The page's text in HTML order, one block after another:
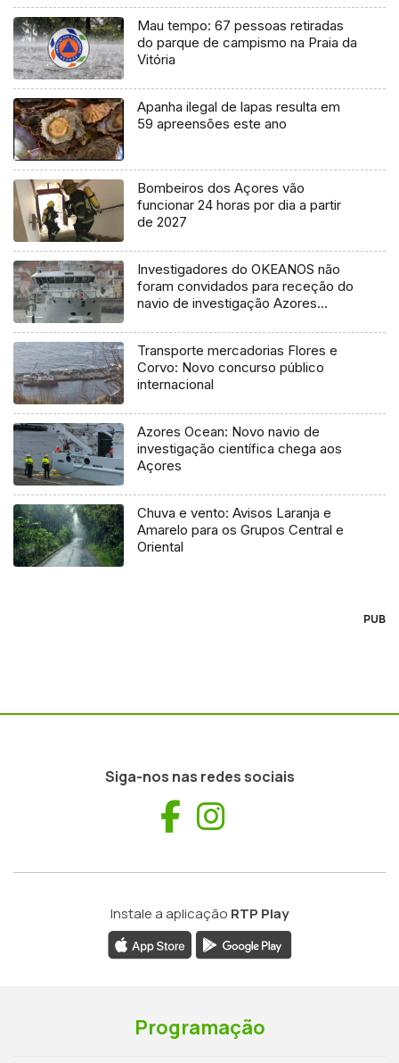
Mau tempo: 67 pessoas retiradas
do parque de campismo na Praia da
Vitória
Apanha ilegal de lapas resulta em
59 apreensões este ano
Bombeiros dos Açores vão
funcionar 24 horas por dia a partir
de 2027
Investigadores do OKEANOS não
foram convidados para receção do
navio de investigação Azores
Transporte mercadorias Flores e
Corvo: Novo concurso público
internacional
Azores Ocean: Novo navio de
investigação científica chega aos
Açores
Chuva e vento: Avisos Laranja e
Amarelo para os Grupos Central e
Oriental
PUB
Siga-nos nas redes sociais
Facebook
Instale a aplicação RTP Play
Programação